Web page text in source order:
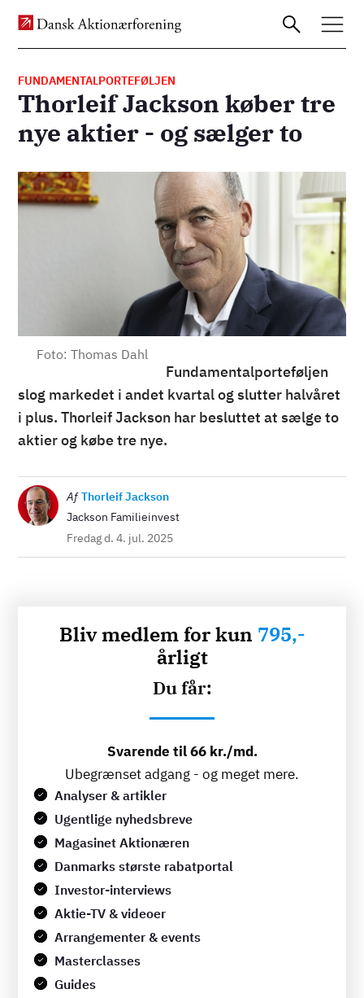
Gå
til
FUNDAMENTALPORTEFØLJEN
Thorleif Jackson køber tre
nye aktier - og sælger to
Billede
Foto: Thomas Dahl
Fundamentalporteføljen
slog markedet i andet kvartal og slutter halvåret
i plus. Thorleif Jackson har besluttet at sælge to
aktier og købe tre nye.
Billede Af Thorleif Jackson
Jackson Familieinvest
Fredag d. 4. jul. 2025
Bliv medlem for kun 795,-
årligt
Du får:
Svarende til 66 kr./md.
Ubegrænset adgang - og meget mere.
Analyser & artikler
Ugentlige nyhedsbreve
Magasinet Aktionæren
Danmarks største rabatportal
Investor-interviews
Aktie-TV & videoer
Arrangementer & events
Masterclasses
Guides